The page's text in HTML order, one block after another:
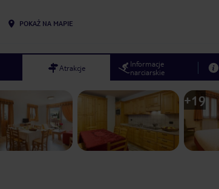
POKAŻ NA MAPIE
Atrakcje
Informacje
narciarskie
+19